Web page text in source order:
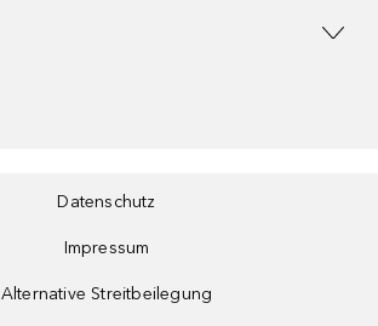
Datenschutz
Impressum
Alternative Streitbeilegung